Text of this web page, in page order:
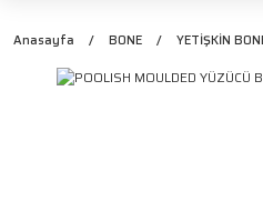
Anasayfa BONE YETİŞKİN